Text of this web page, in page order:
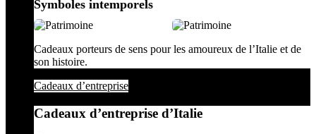
Symboles intemporels
Cadeaux porteurs de sens pour les amoureux de l’Italie et de
son histoire.
Cadeaux d’entreprise
Cadeaux d’entreprise d’Italie